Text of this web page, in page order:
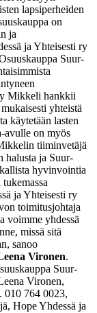
lapsiperheiden
on
ja
ja Yhteisesti ry
Suur-
Mikkeli hankkii
yhteistä
käytetään lasten
avulle on myös
tiiminvetäjä
halusta ja Suur-
hyvinvointia
ja Yhteisesti ry
toimitusjohtaja
voimme yhdessä
missä sitä
sanoo
Vironen.
Suur-
Vironen,
010 764 0023,
Hope Yhdessä ja